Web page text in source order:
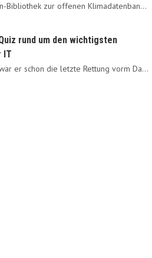
[ad_1] Die Python-Bibliothek zur offenen Klimadatenbank Meteostat…
rund um den wichtigsten
IT
[ad_1] Für viele war er schon die letzte Rettung vorm Daten-Nirvana:…